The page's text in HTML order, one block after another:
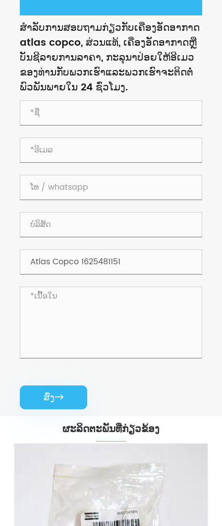
ສໍາ​ລັບ​ການ​ສອບ​ຖາມ​ກ່ຽວ​ກັບ​ເຄື່ອງ​ອັດ​ອາ​ກາດ
atlas copco, ສ່ວນ​ແທ້, ເຄື່ອງ​ອັດ​ອາ​ກາດ​ຫຼື​
ບັນ​ຊີ​ລາຍ​ການ​ລາ​ຄາ, ກະ​ລຸ​ນາ​ປ່ອຍ​ໃຫ້​ອີ​ເມວ​
ຂອງ​ທ່ານ​ກັບ​ພວກ​ເຮົາ​ແລະ​ພວກ​ເຮົາ​ຈະ​ຕິດ​ຕໍ່​
ພົວ​ພັນ​ພາຍ​ໃນ 24 ຊົ່ວ​ໂມງ.
ສົ່ງ
ຜະ​ລິດ​ຕະ​ພັນ​ທີ່​ກ່ຽວ​ຂ້ອງ